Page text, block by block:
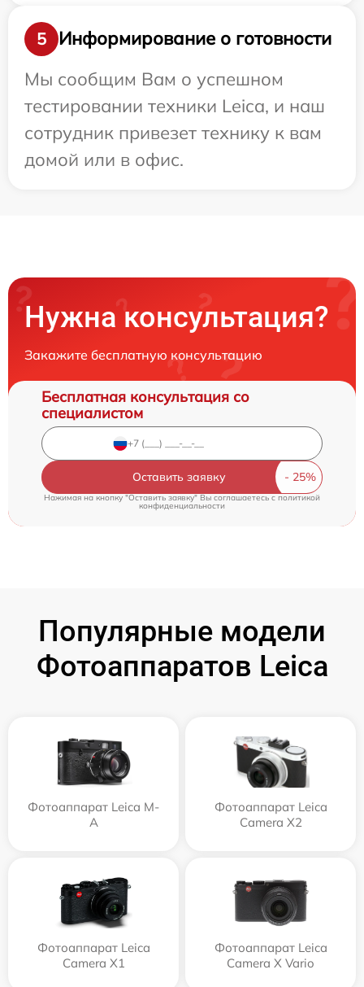
5
Информирование о готовности
Мы сообщим Вам о успешном
тестировании техники Leica, и наш
сотрудник привезет технику к вам
домой или в офис.
Нужна консультация?
Закажите бесплатную консультацию
Бесплатная консультация со
специалистом
Оставить заявку
Нажимая на кнопку "Оставить заявку" Вы соглашаетесь cполитикой
конфиденциальности
Популярные модели
Фотоаппаратов Leica
Фотоаппарат Leica M-
A
Фотоаппарат Leica
Camera X2
Фотоаппарат Leica
Camera X1
Фотоаппарат Leica
Camera X Vario